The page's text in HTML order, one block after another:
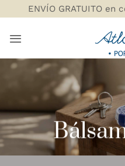
al
contenido
ENVÍO GRATUITO en